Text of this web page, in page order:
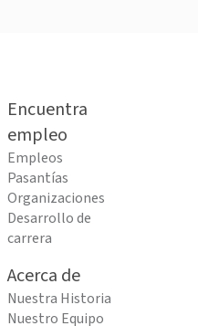
Encuentra
empleo
Empleos
Pasantías
Organizaciones
Desarrollo de
carrera
Acerca de
Nuestra Historia
Nuestro Equipo